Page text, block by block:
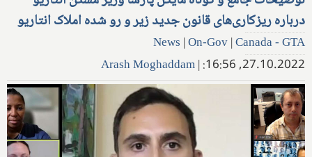
درباره ریزکاری‌های قانون جدید زیر و رو شده املاک انتاریو
News |On-Gov|Canada - GTA
27.10.2022, 16:56:
|
Arash Moghaddam